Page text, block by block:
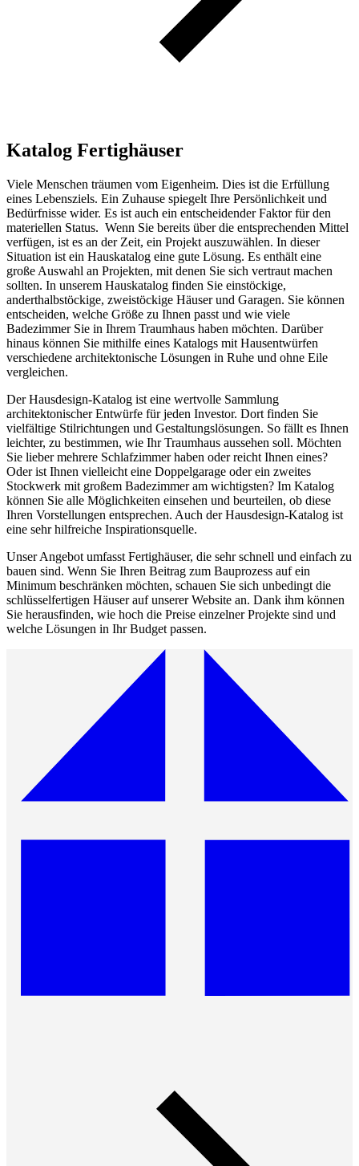
Katalog Fertighäuser
Viele Menschen träumen vom Eigenheim. Dies ist die Erfüllung
eines Lebensziels. Ein Zuhause spiegelt Ihre Persönlichkeit und
Bedürfnisse wider. Es ist auch ein entscheidender Faktor für den
materiellen Status. Wenn Sie bereits über die entsprechenden Mittel
verfügen, ist es an der Zeit, ein Projekt auszuwählen. In dieser
Situation ist ein Hauskatalog eine gute Lösung. Es enthält eine
große Auswahl an Projekten, mit denen Sie sich vertraut machen
sollten. In unserem Hauskatalog finden Sie einstöckige,
anderthalbstöckige, zweistöckige Häuser und Garagen. Sie können
entscheiden, welche Größe zu Ihnen passt und wie viele
Badezimmer Sie in Ihrem Traumhaus haben möchten. Darüber
hinaus können Sie mithilfe eines Katalogs mit Hausentwürfen
verschiedene architektonische Lösungen in Ruhe und ohne Eile
vergleichen.
Der Hausdesign-Katalog ist eine wertvolle Sammlung
architektonischer Entwürfe für jeden Investor. Dort finden Sie
vielfältige Stilrichtungen und Gestaltungslösungen. So fällt es Ihnen
leichter, zu bestimmen, wie Ihr Traumhaus aussehen soll. Möchten
Sie lieber mehrere Schlafzimmer haben oder reicht Ihnen eines?
Oder ist Ihnen vielleicht eine Doppelgarage oder ein zweites
Stockwerk mit großem Badezimmer am wichtigsten? Im Katalog
können Sie alle Möglichkeiten einsehen und beurteilen, ob diese
Ihren Vorstellungen entsprechen. Auch der Hausdesign-Katalog ist
eine sehr hilfreiche Inspirationsquelle.
Unser Angebot umfasst Fertighäuser, die sehr schnell und einfach zu
bauen sind. Wenn Sie Ihren Beitrag zum Bauprozess auf ein
Minimum beschränken möchten, schauen Sie sich unbedingt die
schlüsselfertigen Häuser auf unserer Website an. Dank ihm können
Sie herausfinden, wie hoch die Preise einzelner Projekte sind und
welche Lösungen in Ihr Budget passen.